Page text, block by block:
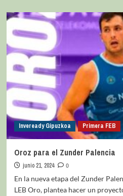
Inveready Gipuzkoa Primera FEB
Oroz para el Zunder Palencia
junio 21, 2024
0
En la nueva etapa del Zunder
LEB Oro, plantea hacer un